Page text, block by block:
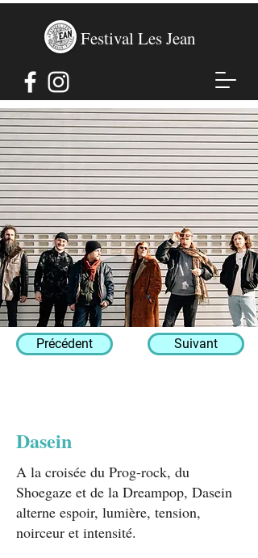
Festival Les Jean
Précédent Suivant
Dasein
A la croisée du Prog-rock, du
Shoegaze et de la Dreampop, Dasein
alterne espoir, lumière, tension,
noirceur et intensité.